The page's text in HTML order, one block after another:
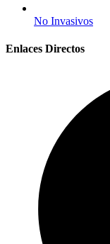
No Invasivos
Enlaces Directos